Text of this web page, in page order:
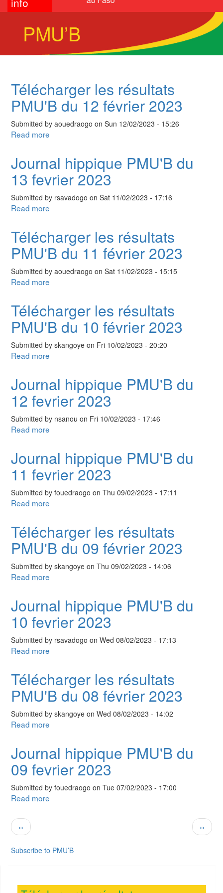
PMU’B
Télécharger les résultats
PMU'B du 12 février 2023
Submitted by aouedraogo on Sun 12/02/2023 - 15:26
Read more
les
résultats
PMU'B
du
12
Journal hippique PMU'B du
13 fevrier 2023
Submitted by rsavadogo on Sat 11/02/2023 - 17:16
Read more
PMU'B
du
13
fevrier
Télécharger les résultats
PMU'B du 11 février 2023
Submitted by aouedraogo on Sat 11/02/2023 - 15:15
Read more
résultats
PMU'B
du
11
Télécharger les résultats
PMU'B du 10 février 2023
Submitted by skangoye on Fri 10/02/2023 - 20:20
Read more
les
résultats
PMU'B
du
10
Journal hippique PMU'B du
12 fevrier 2023
Submitted by nsanou on Fri 10/02/2023 - 17:46
Read more
hippique
PMU'B
du
12
fevrier
Journal hippique PMU'B du
11 fevrier 2023
Submitted by fouedraogo on Thu 09/02/2023 - 17:11
Read more
PMU'B
du
11
fevrier
Télécharger les résultats
PMU'B du 09 février 2023
Submitted by skangoye on Thu 09/02/2023 - 14:06
Read more
les
résultats
PMU'B
du
09
Journal hippique PMU'B du
10 fevrier 2023
Submitted by rsavadogo on Wed 08/02/2023 - 17:13
Read more
PMU'B
du
10
fevrier
Télécharger les résultats
PMU'B du 08 février 2023
Submitted by skangoye on Wed 08/02/2023 - 14:02
Read more
les
résultats
PMU'B
du
08
Journal hippique PMU'B du
09 fevrier 2023
Submitted by fouedraogo on Tue 07/02/2023 - 17:00
Read more
09
Pagination
Previous
page
‹‹
Next
page
››
Subscribe to PMU’B